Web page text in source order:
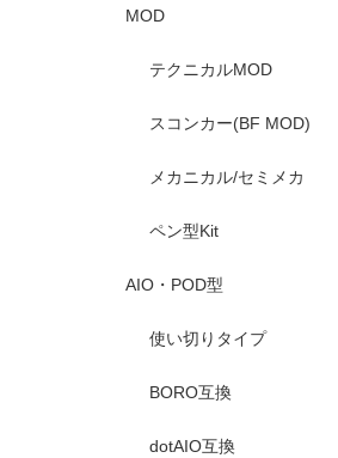
MOD
テクニカルMOD
スコンカー(BF MOD)
メカニカル/セミメカ
ペン型Kit
AIO・POD型
使い切りタイプ
BORO互換
dotAIO互換